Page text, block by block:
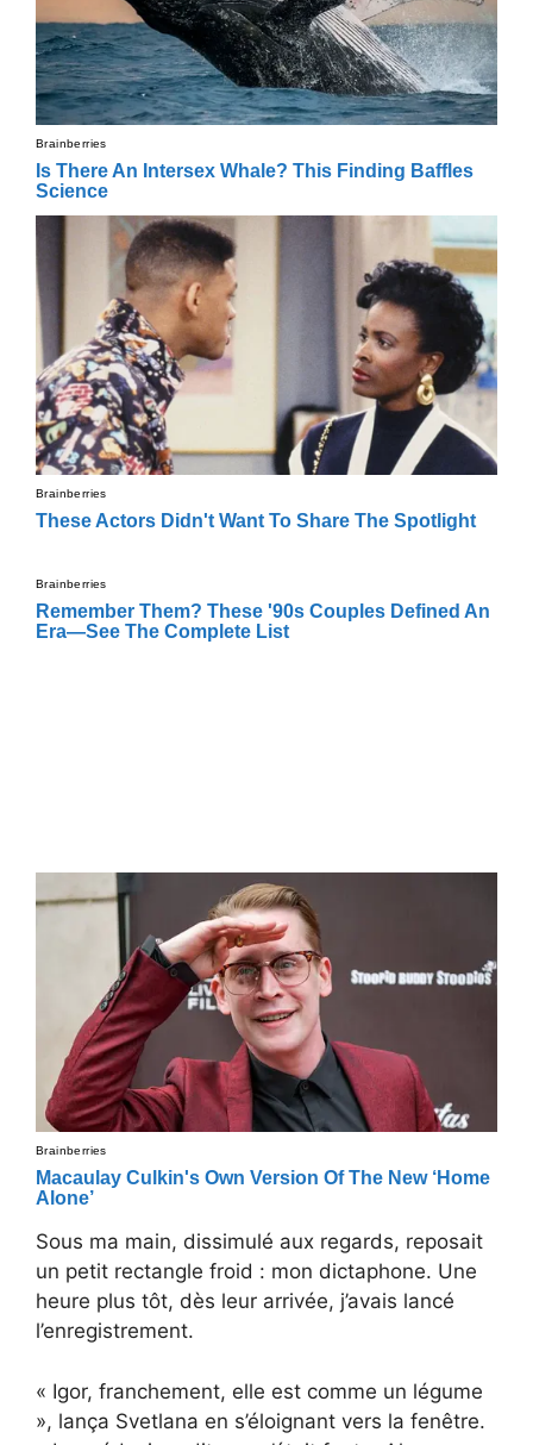
Sous ma main, dissimulé aux regards, reposait
un petit rectangle froid : mon dictaphone. Une
heure plus tôt, dès leur arrivée, j’avais lancé
l’enregistrement.
« Igor, franchement, elle est comme un légume
», lança Svetlana en s’éloignant vers la fenêtre.